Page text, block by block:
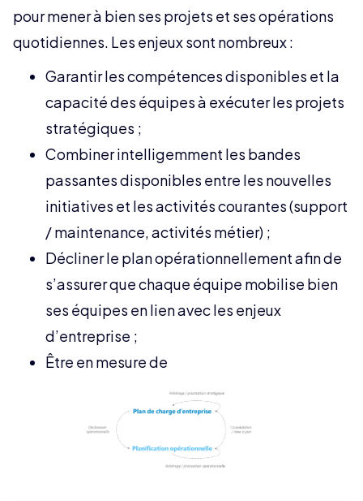
pour mener à bien ses projets et ses opérations
quotidiennes. Les enjeux sont nombreux :
Garantir les compétences disponibles et la
capacité des équipes à exécuter les projets
stratégiques ;
Combiner intelligemment les bandes
passantes disponibles entre les nouvelles
initiatives et les activités courantes (support
/ maintenance, activités métier) ;
Décliner le plan opérationnellement afin de
s’assurer que chaque équipe mobilise bien
ses équipes en lien avec les enjeux
d’entreprise ;
Être en mesure de